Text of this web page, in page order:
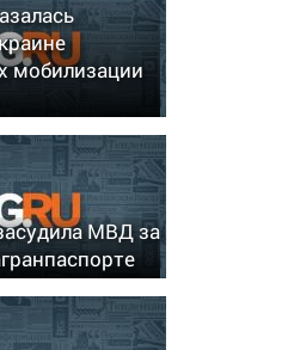
мобилизации
МВД за